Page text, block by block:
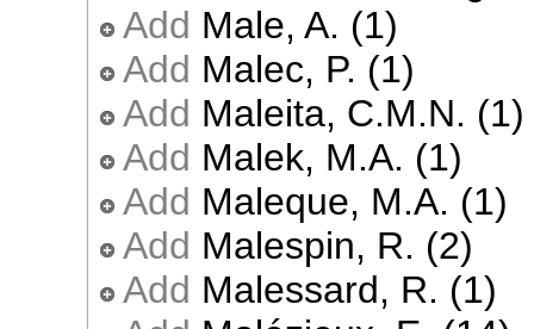
Add Male, A. (1)
Add Malec, P. (1)
Add Maleita, C.M.N. (1)
Add Malek, M.A. (1)
Add Maleque, M.A. (1)
Add Malespin, R. (2)
Add Malessard, R. (1)